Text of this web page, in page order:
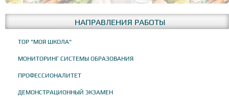
НАПРАВЛЕНИЯ РАБОТЫ
ТОР "МОЯ ШКОЛА"
МОНИТОРИНГ СИСТЕМЫ ОБРАЗОВАНИЯ
ПРОФЕССИОНАЛИТЕТ
ДЕМОНСТРАЦИОННЫЙ ЭКЗАМЕН